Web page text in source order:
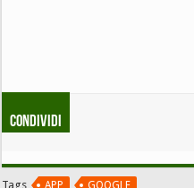
Condividi
Tags APP GOOGLE